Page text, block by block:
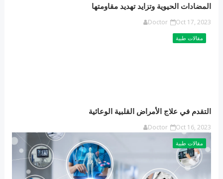
المضادات الحيوية وتزايد تهديد مقاومتها
Doctor Oct 17, 2023
مقالات طبية
التقدم في علاج الأمراض القلبية الوعائية
Doctor Oct 16, 2023
مقالات طبية